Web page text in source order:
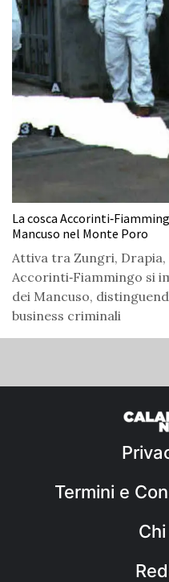
La cosca
Mancuso nel Monte Poro
Attiva tra Zungri, Drapia,
Accorinti‑Fiammingo si
dei Mancuso,
business criminali
Termini e